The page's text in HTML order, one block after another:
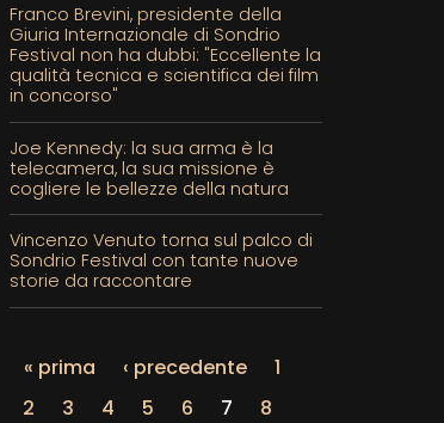
Franco Brevini, presidente della
Giuria Internazionale di Sondrio
Festival non ha dubbi: "Eccellente la
qualità tecnica e scientifica dei film
in concorso"
Joe Kennedy: la sua arma è la
telecamera, la sua missione è
cogliere le bellezze della natura
Vincenzo Venuto torna sul palco di
Sondrio Festival con tante nuove
storie da raccontare
« prima ‹ precedente
1
2
3 4 5 6 7
8